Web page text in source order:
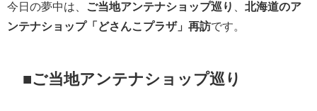
今日の夢中は、 ご当地アンテナショップ巡り
北海道のア
ンテナショップ「どさんこプラザ」再訪です。
■ご当地アンテナショップ巡り